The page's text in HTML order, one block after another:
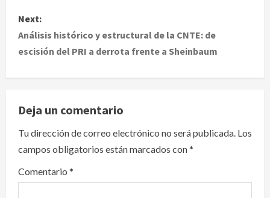
t
n
a
v
i
g
a
Next:
Análisis histórico y estructural de la CNTE: de
escisión del PRI a derrota frente a Sheinbaum
Deja un comentario
Tu dirección de correo electrónico no será publicada. Los
campos obligatorios están marcados con*
Comentario *